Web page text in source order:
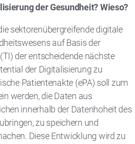
der Gesundheit? Wieso?
sektorenübergreifende digitale
auf Basis der
der entscheidende nächste
der Digitalisierung zu
Patientenakte (ePA) soll zum
werden, die Daten aus
innerhalb der Datenhoheit des
zu speichern und
Diese Entwicklung wird zu